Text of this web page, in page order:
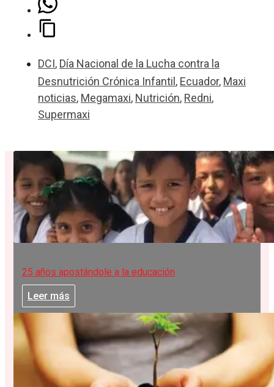
DCI, Día Nacional de la Lucha contra la
Desnutrición Crónica Infantil , Ecuador, Maxi
noticias, Megamaxi, Nutrición, Redni,
Supermaxi
25 años apostándole a la educación
Leer más